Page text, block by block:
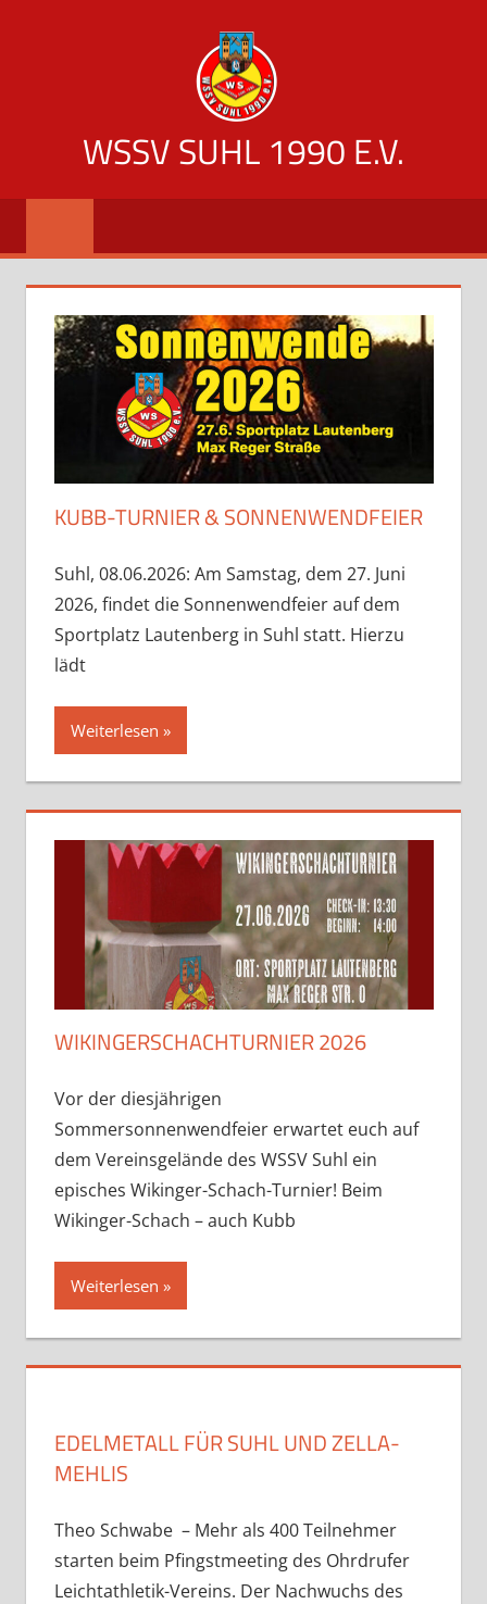
WSSV SUHL 1990 E.V.
offizielle
WSSV
1990
KUBB-TURNIER & SONNENWENDFEIER
Suhl, 08.06.2026: Am Samstag, dem 27. Juni
2026, findet die Sonnenwendfeier auf dem
Sportplatz Lautenberg in Suhl statt. Hierzu
lädt
Weiterlesen
WIKINGERSCHACHTURNIER 2026
Vor der diesjährigen
Sommersonnenwendfeier erwartet euch auf
dem Vereinsgelände des WSSV Suhl ein
episches Wikinger-Schach-Turnier! Beim
Wikinger-Schach – auch Kubb
Weiterlesen
EDELMETALL FÜR SUHL UND ZELLA-
MEHLIS
Theo Schwabe – Mehr als 400 Teilnehmer
starten beim Pfingstmeeting des Ohrdrufer
Leichtathletik-Vereins. Der Nachwuchs des